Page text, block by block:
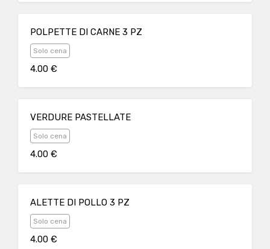
POLPETTE DI CARNE 3 PZ
Solo cena
4.00 €
VERDURE PASTELLATE
Solo cena
4.00 €
ALETTE DI POLLO 3 PZ
Solo cena
4.00 €